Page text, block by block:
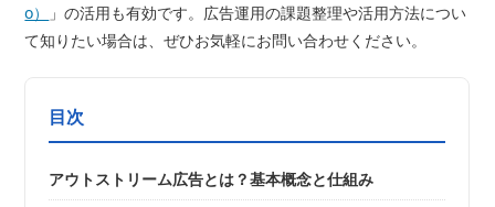
o）
」の活用も有効です。広告運用の課題整理や活用方法につい
て知りたい場合は、ぜひお気軽にお問い合わせください。
目次
アウトストリーム広告とは？基本概念と仕組み